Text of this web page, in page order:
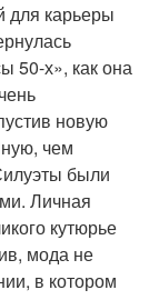
для карьеры
50-х», как она
новую
чем
были
Личная
кутюрье
мода не
в котором